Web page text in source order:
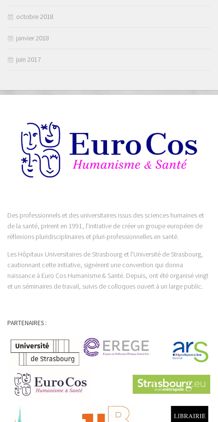
octobre 2018
janvier 2018
juin 2017
Des professionnels et des universitaires issus des sciences humaines et
de la santé, prirent en 1991, l’initiative de créer un groupe européen de
réflexions pluridisciplinaires et pluri-professionnelles en santé.
Les Hôpitaux Universitaires de Strasbourg et l’Université de Strasbourg,
cautionnant cette initiative, signèrent une convention qui donna
naissance à Euro Cos Humanisme & Santé. Depuis, ont été organisé vingt
et un séminaires de travail, suivis de colloques ouvert à un large public.
PARTENAIRES :